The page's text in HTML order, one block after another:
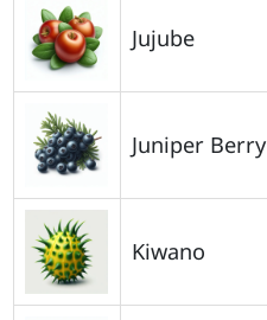
Jujube
Juniper Berry
Kiwano